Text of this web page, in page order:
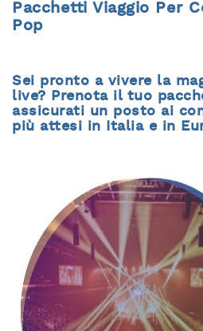
Pacchetti Viaggio Per
Pop
Sei pronto a vivere la
live? Prenota il tuo
assicurati un posto ai
più attesi in Italia e in